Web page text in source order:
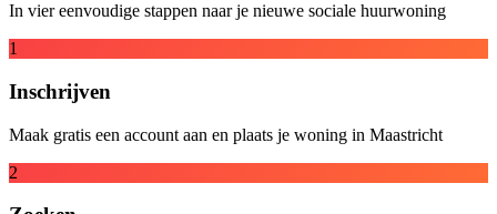
In vier eenvoudige stappen naar je nieuwe sociale huurwoning
1
Inschrijven
Maak gratis een account aan en plaats je woning in Maastricht
2